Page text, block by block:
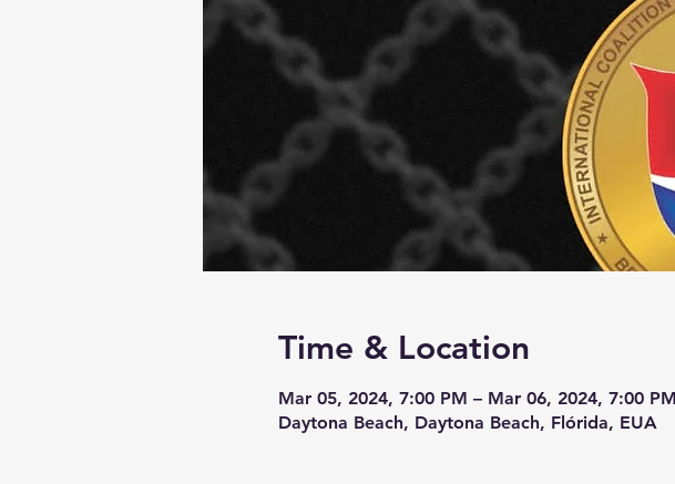
Time & Location
Mar 05, 2024, 7:00 PM – Mar 06, 2024, 7:00 PM
Daytona Beach, Daytona Beach, Flórida, EUA